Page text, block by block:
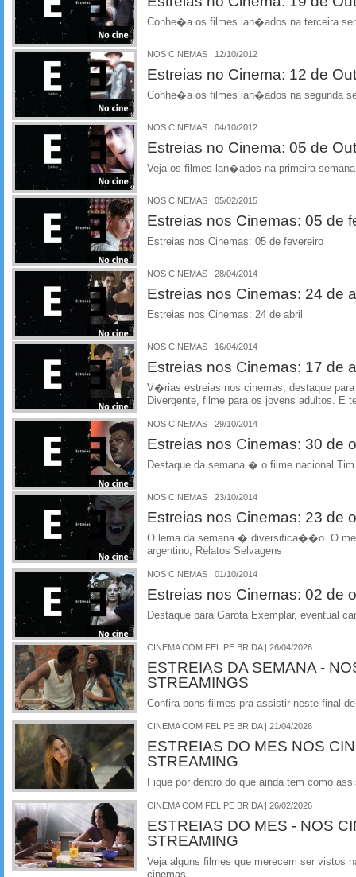
Conhe�a os filmes lan�ados na terceira
NOS CINEMAS | 12/10/2012
Estreias no Cinema: 12 de
Conhe�a os filmes lan�ados na segunda
NOS CINEMAS | 04/10/2012
Estreias no Cinema: 05 de
Veja os filmes lan�ados na primeira
NOS CINEMAS | 05/02/2015
Estreias nos Cinemas: 05 de
Estreias nos Cinemas: 05 de fevereiro
NOS CINEMAS | 28/04/2014
Estreias nos Cinemas: 24 de
Estreias nos Cinemas: 24 de abril
NOS CINEMAS | 16/04/2014
Estreias nos Cinemas: 17 de
V�rias estreias nos cinemas, destaque
Divergente, filme para os jovens adultos. E
NOS CINEMAS | 29/10/2014
Estreias nos Cinemas: 30 de
Destaque da semana � o filme nacional
NOS CINEMAS | 23/10/2014
Estreias nos Cinemas: 23 de
O lema da semana � diversifica��o. O
argentino, Relatos Selvagens
NOS CINEMAS | 01/10/2014
Estreias nos Cinemas: 02 de
Destaque para Garota Exemplar, eventual
CINEMA COM FELIPE BRIDA | 26/04/2026
ESTREIAS DA SEMANA -
STREAMINGS
Confira bons filmes pra assistir neste final
CINEMA COM FELIPE BRIDA | 21/04/2026
ESTREIAS DO MES NOS
STREAMING
Fique por dentro do que ainda tem como
CINEMA COM FELIPE BRIDA | 26/02/2026
ESTREIAS DO MES - NOS
STREAMING
Veja alguns filmes que merecem ser vistos
cinemas